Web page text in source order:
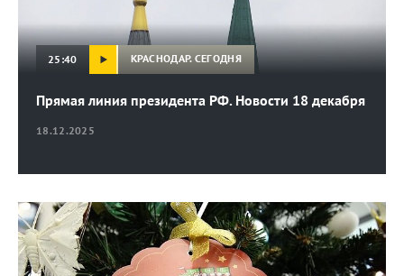
18.12.2025
Прямая линия президента РФ. Новости 18 декабря
25:40 КРАСНОДАР. СЕГОДНЯ